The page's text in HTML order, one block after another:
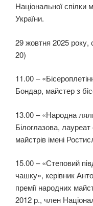
Національної спілки
України.
29 жовтня 2025
20)
11.00 –
Бондар, майстер з
13.00 – «Народна
Білоглазова,
майстрів імені
15.00 – «Степовий
чашку», керівник
премії народних
2012 р., член